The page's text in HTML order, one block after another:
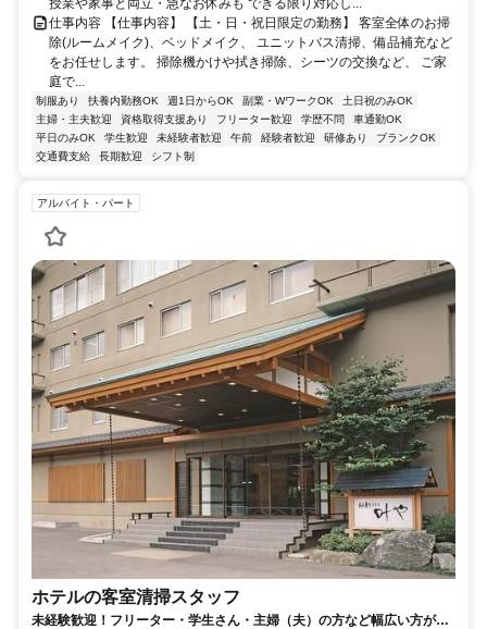
授業や家事と両立・急なお休みも できる限り対応し...
仕事内容 【仕事内容】 【土・日・祝日限定の勤務】 客室全体のお掃
除(ルームメイク)、ベッドメイク、 ユニットバス清掃、備品補充など
をお任せします。 掃除機かけや拭き掃除、シーツの交換など、 ご家
庭で...
制服あり 扶養内勤務OK 週1日からOK 副業・WワークOK
土日祝のみOK
主婦・主夫歓迎
資格取得支援あり フリーター歓迎 学歴不問
車通勤OK
平日のみOK
学生歓迎 未経験者歓迎 午前 経験者歓迎 研修あり
ブランクOK
交通費支給
長期歓迎 シフト制
アルバイト・パート
ホテルの客室清掃スタッフ
未経験歓迎！フリーター・学生さん・主婦（夫）の方など幅広い方が活